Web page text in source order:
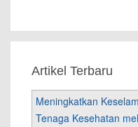
Artikel Terbaru
Meningkatkan
Tenaga Kesehatan